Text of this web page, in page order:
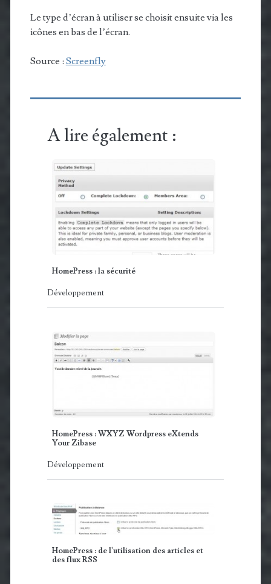
Le type d’écran à utiliser se choisit ensuite via les
icônes en bas de l’écran.
Source : Screenfly
A lire également :
HomePress : la sécurité
Développement
HomePress : WXYZ Wordpress eXtends
Your Zibase
Développement
HomePress : de l'utilisation des articles et
des flux RSS